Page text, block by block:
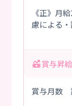
《正》月
慮による・
※試
賞与昇給
賞与月数